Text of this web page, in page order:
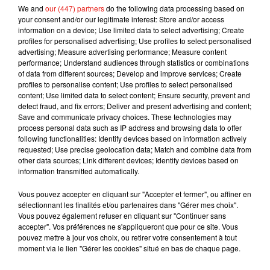
novembre
: durant ces trois jours, les chaînes de télévision
diffusent les spots de campagne, disponiblesici.
Musique
7 août 2026
Julien Lieb s’essaye à la vie de chatelain
dans son nouveau clip
7 août 2026
Madonna sort enfin le remix de « Love
Sensation » avec Kylie Minogue
We and our (447) partnersdo the following data processing based on
your consent and/or our legitimate interest: Store and/or access
information on a device; Use limited data to select advertising; Create
profiles for personalised advertising; Use profiles to select personalised
advertising; Measure advertising performance; Measure content
performance; Understand audiences through statistics or combinations
of data from different sources; Develop and improve services; Create
profiles to personalise content; Use profiles to select personalised
content; Use limited data to select content; Ensure security, prevent and
detect fraud, and fix errors; Deliver and present advertising and content;
Save and communicate privacy choices. These technologies may
process personal data such as IP address and browsing data to offer
following functionalities: Identify devices based on information actively
requested; Use precise geolocation data; Match and combine data from
other data sources; Link different devices; Identify devices based on
information transmitted automatically.
Vous pouvez accepter en cliquant sur "Accepter et fermer", ou affiner en
sélectionnant les finalités et/ou partenaires dans "Gérer mes choix".
Vous pouvez également refuser en cliquant sur "Continuer sans
accepter". Vos préférences ne s'appliqueront que pour ce site. Vous
pouvez mettre à jour vos choix, ou retirer votre consentement à tout
moment via le lien "Gérer les cookies" situé en bas de chaque page.